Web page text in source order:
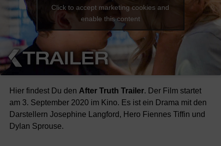
Click to accept marketing cookies and
enable this content
Hier findest Du den After Truth Trailer. Der Film startet
am 3. September 2020 im Kino. Es ist ein Drama mit den
Darstellern Josephine Langford, Hero Fiennes Tiffin und
Dylan Sprouse.